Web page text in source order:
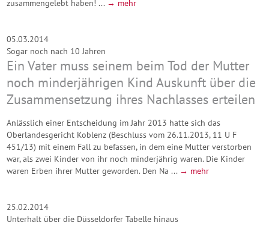
zusammengelebt haben! ... → mehr
05.03.2014
Sogar noch nach 10 Jahren
Ein Vater muss seinem beim Tod der Mutter
noch minderjährigen Kind Auskunft über die
Zusammensetzung ihres Nachlasses erteilen
Anlässlich einer Entscheidung im Jahr 2013 hatte sich das
Oberlandesgericht Koblenz (Beschluss vom 26.11.2013, 11 U F
451/13) mit einem Fall zu befassen, in dem eine Mutter verstorben
war, als zwei Kinder von ihr noch minderjährig waren. Die Kinder
waren Erben ihrer Mutter geworden. Den Na ... → mehr
25.02.2014
Unterhalt über die Düsseldorfer Tabelle hinaus